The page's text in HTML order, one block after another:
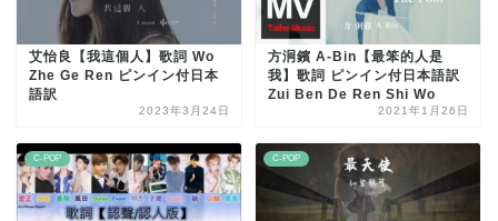
艾怡良【我這個人】歌詞 Wo
Zhe Ge Ren ピンイン付日本
語訳
2023年3月24日
方泂鑌 A-Bin【最笨的人是
我】歌詞 ピンイン付日本語訳
Zui Ben De Ren Shi Wo
2021年1月26日
C-POP C-POP